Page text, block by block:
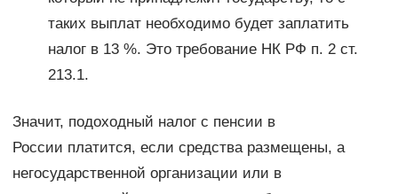
таких выплат необходимо будет заплатить
налог в 13 %. Это требование НК РФ п. 2 ст.
213.1.
Значит, подоходный налог с пенсии в
России платится, если средства размещены, а
негосударственной организации или в